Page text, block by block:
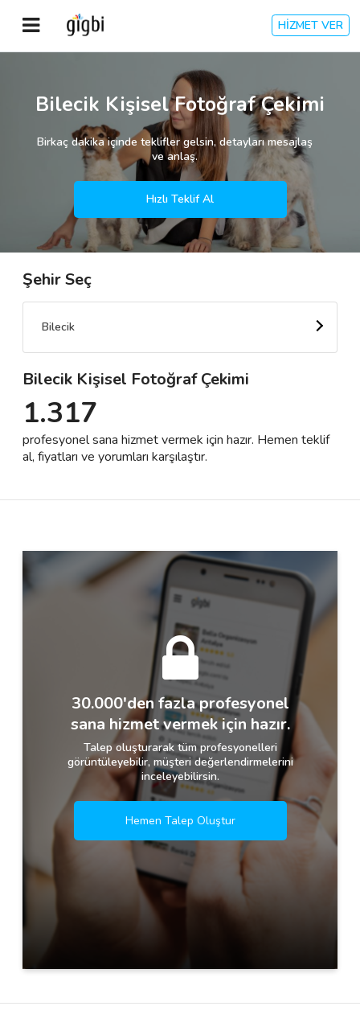
HİZMET VER
Giriş Yap
Kategoriler
🎈 Biz Kimiz?
🌟 Müşteri Değerlendirmeleri
Destek
İletişim
Bilecik Kişisel Fotoğraf Çekimi
Birkaç dakika içinde teklifler gelsin, detayları mesajlaş
ve anlaş.
Hızlı Teklif Al
Şehir Seç
Bilecik
Bilecik Kişisel Fotoğraf Çekimi
1.317
profesyonel sana hizmet vermek için hazır. Hemen teklif
al, fiyatları ve yorumları karşılaştır.
30.000'den fazla profesyonel
sana hizmet vermek için hazır.
Talep oluşturarak tüm profesyonelleri
görüntüleyebilir, müşteri değerlendirmelerini
inceleyebilirsin.
Hemen Talep Oluştur